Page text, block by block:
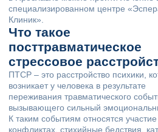
специализированном центре
Клиник».
Что такое
посттравматическое
стрессовое
ПТСР – это расстройство психики,
возникает у человека в результате
переживания травматического
вызывающего сильный
К таким событиям относятся
конфликтах, стихийные бедствия,